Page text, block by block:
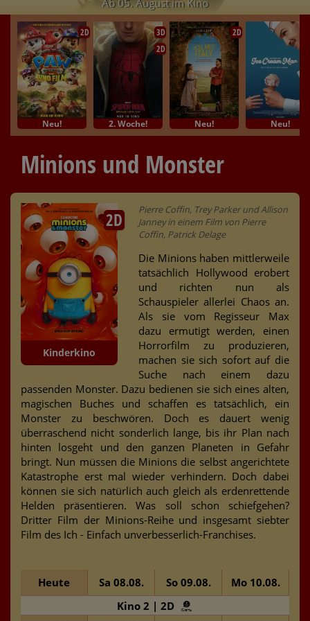
2D
Neu!
3D
2D
2. Woche!
2D
Neu! Neu!
Minions und Monster
2D
Kinderkino
Pierre Coffin, Trey Parker und Allison
Janney in einem Film von Pierre
Coffin, Patrick Delage
Die Minions haben mittlerweile
tatsächlich Hollywood erobert
und richten nun als
Schauspieler allerlei Chaos an.
Als sie vom Regisseur Max
dazu ermutigt werden, einen
Horrorfilm zu produzieren,
machen sie sich sofort auf die
Suche nach einem dazu
passenden Monster. Dazu bedienen sie sich eines alten,
magischen Buches und schaffen es tatsächlich, ein
Monster zu beschwören. Doch es dauert wenig
überraschend nicht sonderlich lange, bis ihr Plan nach
hinten losgeht und den ganzen Planeten in Gefahr
bringt. Nun müssen die Minions die selbst angerichtete
Katastrophe erst mal wieder verhindern. Doch dabei
können sie sich natürlich auch gleich als erdenrettende
Helden präsentieren. Was soll schon schiefgehen?
Dritter Film der Minions-Reihe und insgesamt siebter
Film des Ich - Einfach unverbesserlich-Franchises.
Heute Sa 08.08. So 09.08. Mo 10.08.
Kino 2 | 2D